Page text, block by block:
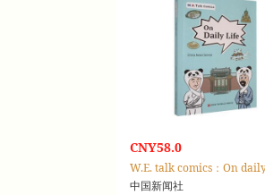
CNY58.0
W.E. talk comics：On
中国新闻社